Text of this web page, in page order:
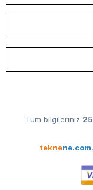
Tüm bilgileriniz
teknene.com,